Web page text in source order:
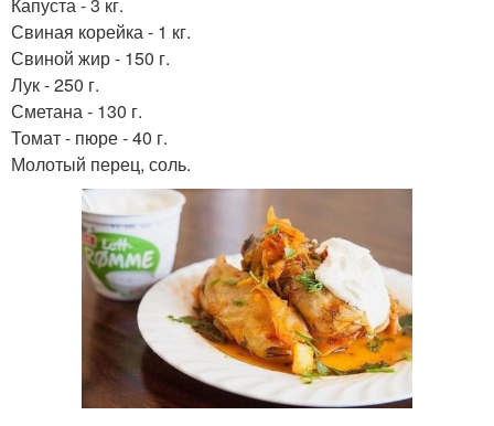
Капуста - 3 кг.
Свиная корейка - 1 кг.
Свиной жир - 150 г.
Лук - 250 г.
Сметана - 130 г.
Томат - пюре - 40 г.
Молотый перец, соль.